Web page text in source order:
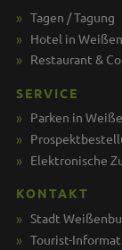
Tagen / Tagung
Hotel in
Restaurant &
SERVICE
Parken in
Elektronische
KONTAKT
Stadt
Tourist-